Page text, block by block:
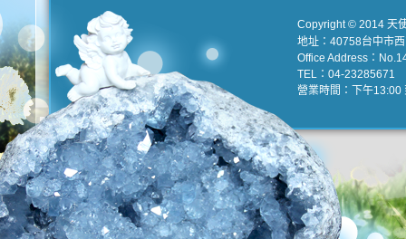
Copyright © 2014 天
地址：40758台中市
Office Address：
TEL：04-23285671
營業時間：下午13:00